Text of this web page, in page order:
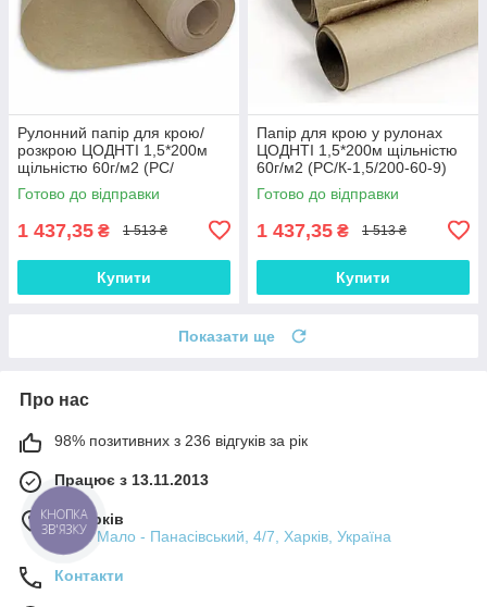
Рулонний папір для крою/
розкрою ЦОДНТІ 1,5*200м
щільністю 60г/м2 (PС/
К-1,5/200-60-8)
Готово до відправки
1 437,35 ₴ 1 513 ₴
Купити
Папір для крою у рулонах
ЦОДНТІ 1,5*200м щільністю
60г/м2 (PС/К-1,5/200-60-9)
Готово до відправки
1 437,35 ₴ 1 513 ₴
Купити
Показати ще
Про нас
98% позитивних з 236 відгуків за рік
Працює з 13.11.2013
м. Харків
пров. Мало - Панасівський, 4/7, Харків, Україна
Контакти
КНОПКА
ЗВ'ЯЗКУ